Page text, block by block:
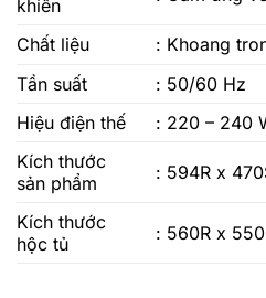
khiển
Chất liệu
: Khoang
Tần suất
: 50/60 Hz
Hiệu điện thế
: 220 – 240
Kích thước
sản phẩm
: 594R x
Kích thước
hộc tủ
: 560R x